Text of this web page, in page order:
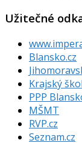
Užitečné
Blansko.cz
Krajský
PPP
MŠMT
RVP.cz
Seznam.cz